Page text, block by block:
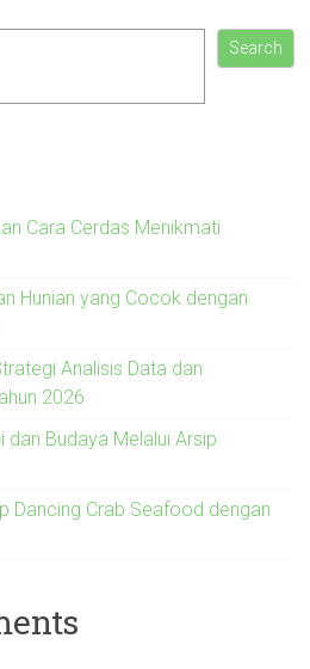
Search
Cara Cerdas Menikmati
Hunian yang Cocok dengan
Analisis Data dan
2026
dan Budaya Melalui Arsip
Dancing Crab Seafood dengan